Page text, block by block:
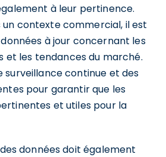
à leur pertinence.
un contexte commercial, il est
à jour concernant les
et les tendances du marché.
surveillance continue et des
pour garantir que les
et utiles pour la
données doit également